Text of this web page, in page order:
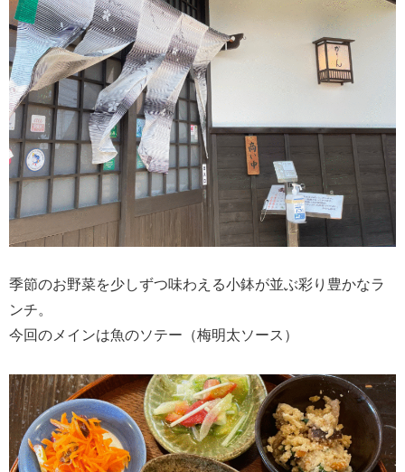
季節のお野菜を少しずつ味わえる小鉢が並ぶ彩り豊かなラ
ンチ。
今回のメインは魚のソテー（梅明太ソース）